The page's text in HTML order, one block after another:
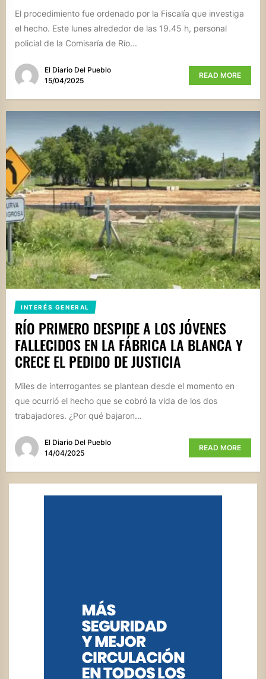
El procedimiento fue ordenado por la Fiscalía que investiga
el hecho. Este lunes alrededor de las 19.45 h, personal
policial de la Comisaría de Río...
El Diario Del Pueblo
15/04/2025
READ MORE
INTERÉS GENERAL
RÍO PRIMERO DESPIDE A LOS JÓVENES
FALLECIDOS EN LA FÁBRICA LA BLANCA Y
CRECE EL PEDIDO DE JUSTICIA
Miles de interrogantes se plantean desde el momento en
que ocurrió el hecho que se cobró la vida de los dos
trabajadores. ¿Por qué bajaron...
El Diario Del Pueblo
14/04/2025
READ MORE